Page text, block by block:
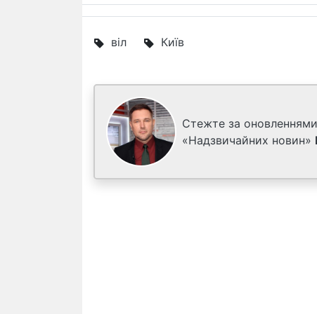
віл Київ
Стежте за оновленнями
«Надзвичайних новин»